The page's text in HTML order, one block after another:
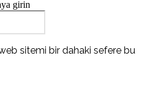
girin
sitemi bir dahaki sefere bu